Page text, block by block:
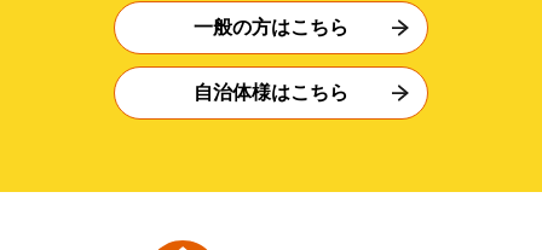
一般の方はこちら
自治体様はこちら